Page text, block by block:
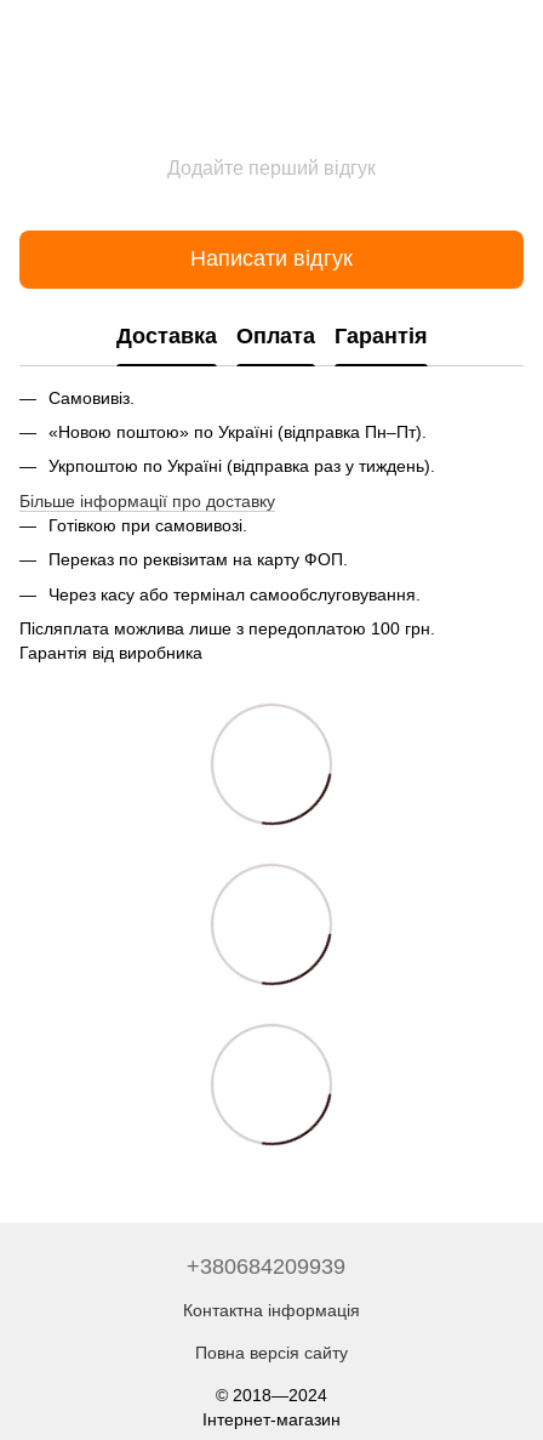
Додайте перший відгук
Написати відгук
Доставка Оплата Гарантія
Самовивіз.
«Новою поштою» по Україні (відправка Пн–Пт).
Укрпоштою по Україні (відправка раз у тиждень).
Більше інформації про доставку
Готівкою при самовивозі.
Переказ по реквізитам на карту ФОП.
Через касу або термінал самообслуговування.
Післяплата можлива лише з передоплатою 100 грн.
Гарантія від виробника
+380684209939
Контактна інформація
Повна версія сайту
© 2018—2024
Інтернет-магазин